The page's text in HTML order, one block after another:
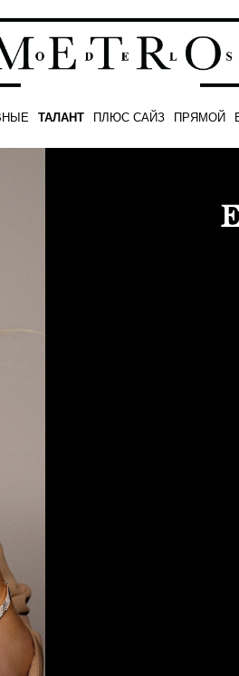
ТАЛАНТ ПЛЮС САЙЗ ПРЯМОЙ
Eniko Mihalik –